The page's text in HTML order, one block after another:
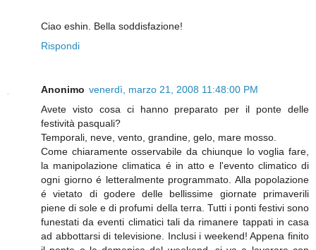
Ciao eshin. Bella soddisfazione!
Rispondi
Anonimo venerdì, marzo 21, 2008 11:48:00 PM
Avete visto cosa ci hanno preparato per il ponte delle
festività pasquali?
Temporali, neve, vento, grandine, gelo, mare mosso.
Come chiaramente osservabile da chiunque lo voglia fare,
la manipolazione climatica é in atto e l'evento climatico di
ogni giorno é letteralmente programmato. Alla popolazione
é vietato di godere delle bellissime giornate primaverili
piene di sole e di profumi della terra. Tutti i ponti festivi sono
funestati da eventi climatici tali da rimanere tappati in casa
ad abbottarsi di televisione. Inclusi i weekend! Appena finito